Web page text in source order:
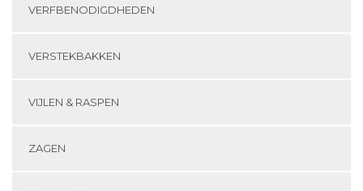
VERFBENODIGDHEDEN
VERSTEKBAKKEN
VIJLEN & RASPEN
ZAGEN